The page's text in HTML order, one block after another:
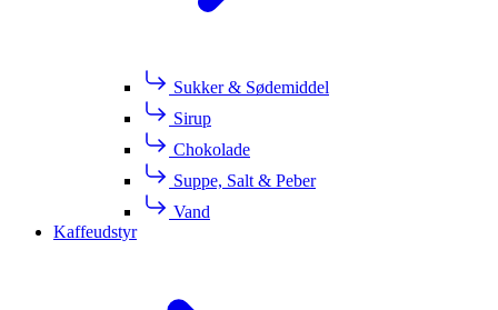
Sukker & Sødemiddel
Sirup
Chokolade
Suppe, Salt & Peber
Vand
Kaffeudstyr